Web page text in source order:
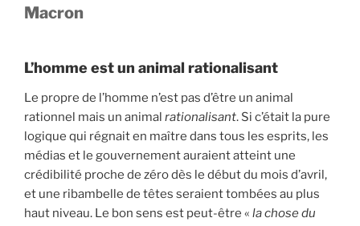
Macron
L’homme est un animal rationalisant
Le propre de l’homme n’est pas d’être un animal
rationnel mais un animal rationalisant. Si c’était la pure
logique qui régnait en maître dans tous les esprits, les
médias et le gouvernement auraient atteint une
crédibilité proche de zéro dès le début du mois d’avril,
et une ribambelle de têtes seraient tombées au plus
haut niveau. Le bon sens est peut-être « la chose du